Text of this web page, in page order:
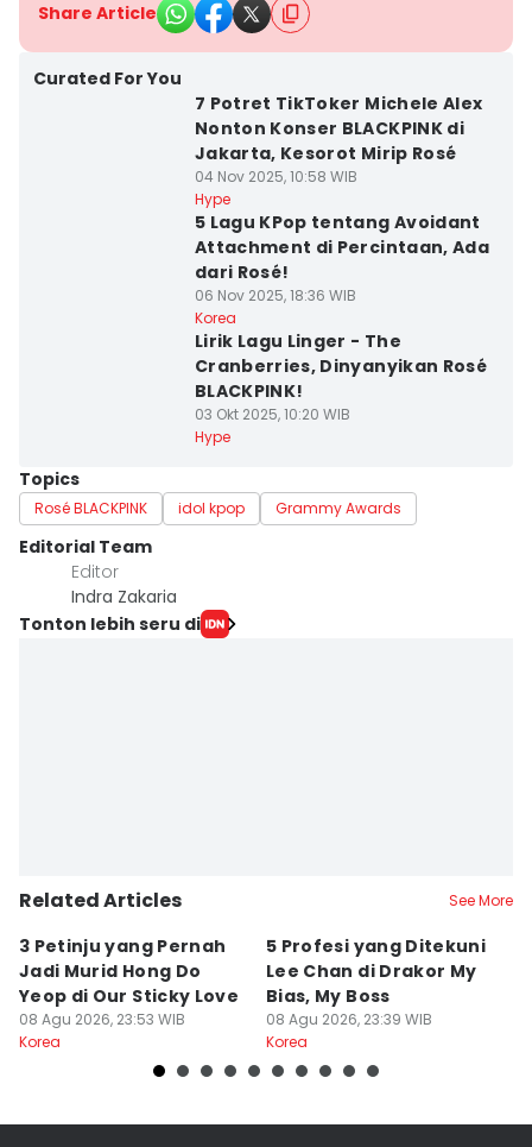
Share Article
Curated For You
7 Potret TikToker Michele Alex
Nonton Konser BLACKPINK di
Jakarta, Kesorot Mirip Rosé
04 Nov 2025, 10:58 WIB
Hype
5 Lagu KPop tentang Avoidant
Attachment di Percintaan, Ada
dari Rosé!
06 Nov 2025, 18:36 WIB
Korea
Lirik Lagu Linger - The
Cranberries, Dinyanyikan Rosé
BLACKPINK!
03 Okt 2025, 10:20 WIB
Hype
Topics
Rosé BLACKPINK idol kpop Grammy Awards
Editorial Team
Editor
Indra Zakaria
Tonton lebih seru di
Related Articles See More
3 Petinju yang Pernah
Jadi Murid Hong Do
Yeop di Our Sticky Love
08 Agu 2026, 23:53 WIB
Korea
5 Profesi yang Ditekuni
Lee Chan di Drakor My
Bias, My Boss
08 Agu 2026, 23:39 WIB
Korea